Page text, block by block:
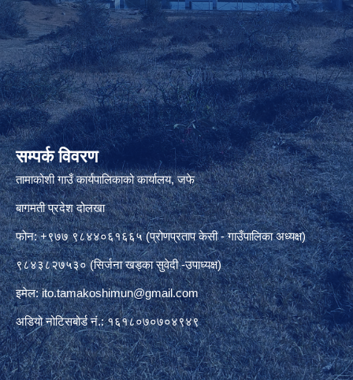
सम्पर्क विवरण
तामाकोशी गाउँ कार्यपालिकाको कार्यालय, जफे
बागमती प्रदेश दोलखा
फोन: +९७७ ९८४४०६१६६५ (प्रोणप्रताप केसी - गाउँपालिका अध्यक्ष)
९८४३८२७५३० (सिर्जना खड्का सुवेदी -उपाध्यक्ष)
इमेल:ito.tamakoshimun@gmail.com
अडियो नोटिसबोर्ड नं.: १६१८०७०७०४९४९